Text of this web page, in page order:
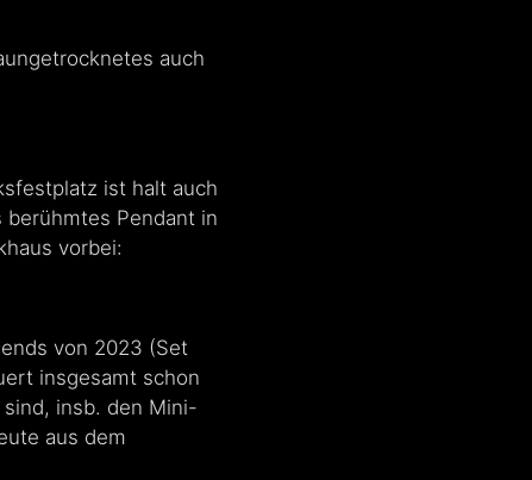
auch
ist halt auch
berühmtes Pendant in
vorbei:
von 2023 (Set
insgesamt schon
insb. den Mini-
aus dem